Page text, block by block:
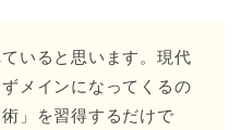
いると思います。現代
メインになってくるの
」を習得するだけで